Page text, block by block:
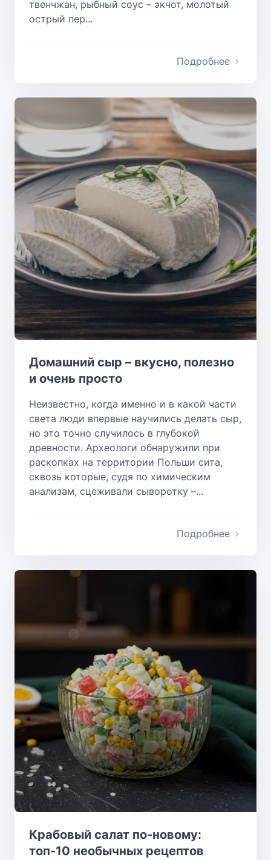
твенчжан, рыбный соус – экчот, молотый
острый пер...
Подробнее
Домашний сыр – вкусно, полезно
и очень просто
Неизвестно, когда именно и в какой части
света люди впервые научились делать сыр,
но это точно случилось в глубокой
древности. Археологи обнаружили при
раскопках на территории Польши сита,
сквозь которые, судя по химическим
анализам, сцеживали сыворотку –...
Подробнее
Крабовый салат по-новому:
топ-10 необычных рецептов